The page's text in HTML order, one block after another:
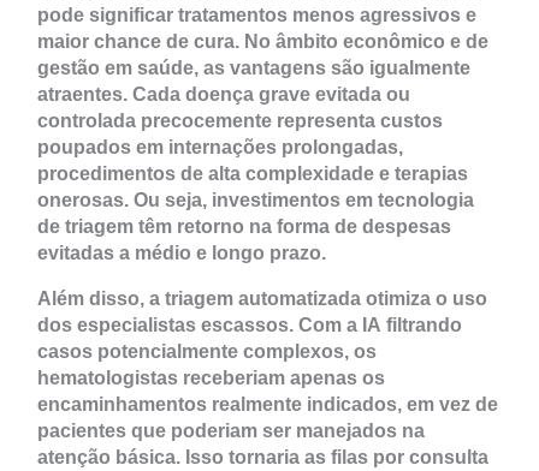
pode significar tratamentos menos agressivos e
maior chance de cura. No âmbito econômico e de
gestão em saúde, as vantagens são igualmente
atraentes. Cada doença grave evitada ou
controlada precocemente representa custos
poupados em internações prolongadas,
procedimentos de alta complexidade e terapias
onerosas. Ou seja, investimentos em tecnologia
de triagem têm retorno na forma de despesas
evitadas a médio e longo prazo.
Além disso, a triagem automatizada otimiza o uso
dos especialistas escassos. Com a IA filtrando
casos potencialmente complexos, os
hematologistas receberiam apenas os
encaminhamentos realmente indicados, em vez de
pacientes que poderiam ser manejados na
atenção básica. Isso tornaria as filas por consulta